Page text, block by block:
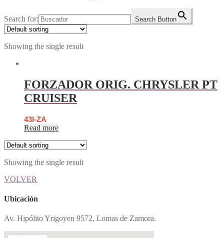
Search for: Search Button
Showing the single result
FORZADOR ORIG. CHRYSLER PT
CRUISER
43I-ZA
Read more
Showing the single result
VOLVER
Ubicación
Av. Hipólito Yrigoyen 9572, Lomas de Zamora.